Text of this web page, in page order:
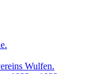
Wulfen.